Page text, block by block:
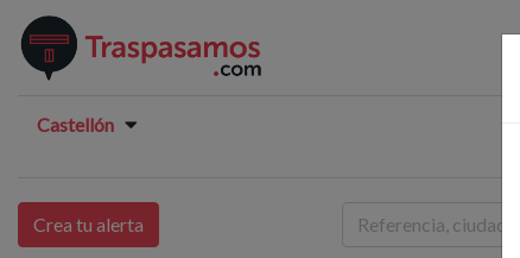
Castellón
Crea tu alerta